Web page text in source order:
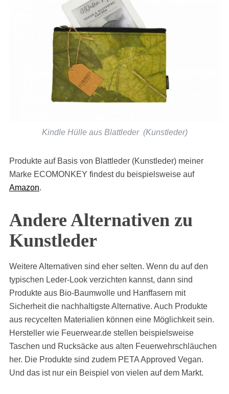
Kindle Hülle aus Blattleder (Kunstleder)
Produkte auf Basis von Blattleder (Kunstleder) meiner
Marke ECOMONKEY findest du beispielsweise auf
Amazon.
Andere Alternativen zu
Kunstleder
Weitere Alternativen sind eher selten. Wenn du auf den
typischen Leder-Look verzichten kannst, dann sind
Produkte aus Bio-Baumwolle und Hanffasern mit
Sicherheit die nachhaltigste Alternative. Auch Produkte
aus recycelten Materialien können eine Möglichkeit sein.
Hersteller wie Feuerwear.de stellen beispielsweise
Taschen und Rucksäcke aus alten Feuerwehrschläuchen
her. Die Produkte sind zudem PETA Approved Vegan.
Und das ist nur ein Beispiel von vielen auf dem Markt.